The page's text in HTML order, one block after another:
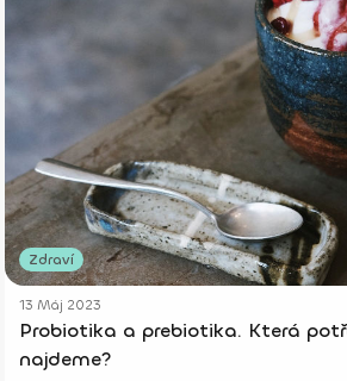
Zdraví
13 Máj 2023
Probiotika a prebiotika. Která
najdeme?